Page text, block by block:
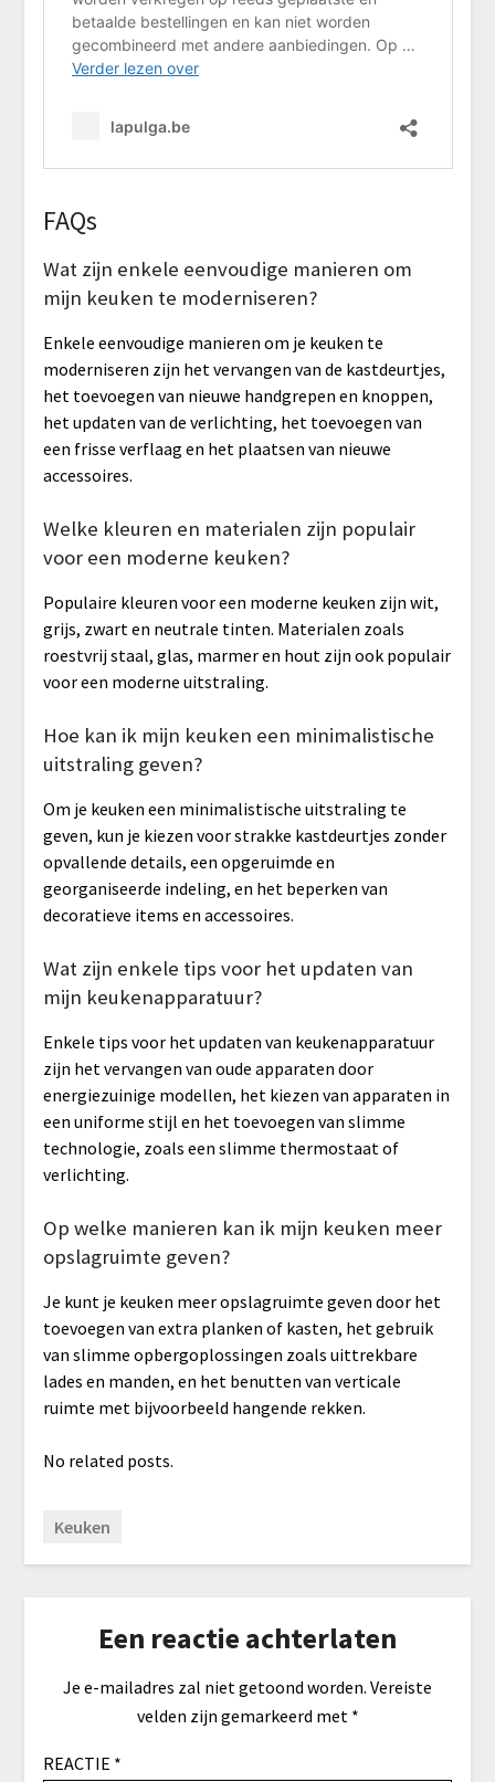
FAQs
Wat zijn enkele eenvoudige manieren om
mijn keuken te moderniseren?
Enkele eenvoudige manieren om je keuken te
moderniseren zijn het vervangen van de kastdeurtjes,
het toevoegen van nieuwe handgrepen en knoppen,
het updaten van de verlichting, het toevoegen van
een frisse verflaag en het plaatsen van nieuwe
accessoires.
Welke kleuren en materialen zijn populair
voor een moderne keuken?
Populaire kleuren voor een moderne keuken zijn wit,
grijs, zwart en neutrale tinten. Materialen zoals
roestvrij staal, glas, marmer en hout zijn ook populair
voor een moderne uitstraling.
Hoe kan ik mijn keuken een minimalistische
uitstraling geven?
Om je keuken een minimalistische uitstraling te
geven, kun je kiezen voor strakke kastdeurtjes zonder
opvallende details, een opgeruimde en
georganiseerde indeling, en het beperken van
decoratieve items en accessoires.
Wat zijn enkele tips voor het updaten van
mijn keukenapparatuur?
Enkele tips voor het updaten van keukenapparatuur
zijn het vervangen van oude apparaten door
energiezuinige modellen, het kiezen van apparaten in
een uniforme stijl en het toevoegen van slimme
technologie, zoals een slimme thermostaat of
verlichting.
Op welke manieren kan ik mijn keuken meer
opslagruimte geven?
Je kunt je keuken meer opslagruimte geven door het
toevoegen van extra planken of kasten, het gebruik
van slimme opbergoplossingen zoals uittrekbare
lades en manden, en het benutten van verticale
ruimte met bijvoorbeeld hangende rekken.
No related posts.
Keuken
Een reactie achterlaten
Je e-mailadres zal niet getoond worden. Vereiste
velden zijn gemarkeerd met *
REACTIE *